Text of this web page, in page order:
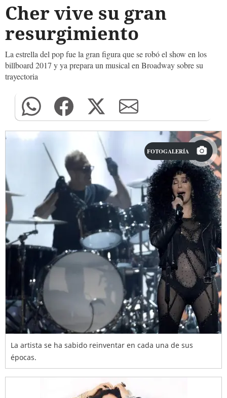
Cher vive su gran
resurgimiento
La estrella del pop fue la gran figura que se robó el show en los
billboard 2017 y ya prepara un musical en Broadway sobre su
trayectoria
FOTOGALERÍA
La artista se ha sabido reinventar en cada una de sus
épocas.